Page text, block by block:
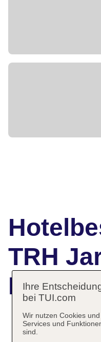
TRH
Mar
Das bietet
Ihre
bei TUI.com
Wir nutzen Cookies
Services und
sind.